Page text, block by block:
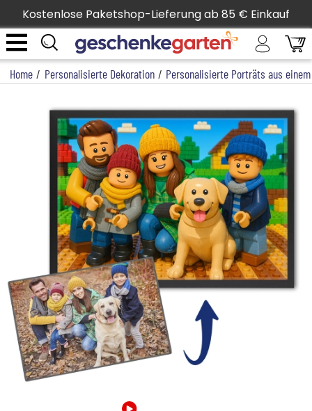
Kostenlose Paketshop-Lieferung ab 85 € Einkauf
Home / Personalisierte Dekoration / Personalisierte Porträts aus